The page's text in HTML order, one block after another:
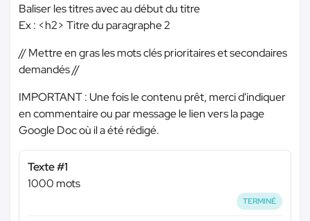
Baliser les titres avec au début du titre
Ex : <h2> Titre du paragraphe 2
// Mettre en gras les mots clés prioritaires et secondaires
demandés //
IMPORTANT : Une fois le contenu prêt, merci d'indiquer
en commentaire ou par message le lien vers la page
Google Doc où il a été rédigé.
Texte #1
1000 mots
TERMINÉ